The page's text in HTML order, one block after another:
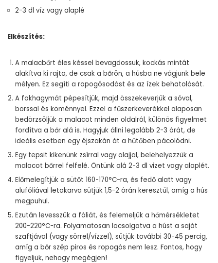
2-3 dl víz vagy alaplé
Elkészítés:
A malacbőrt éles késsel bevagdossuk, kockás mintát
alakítva ki rajta, de csak a bőrön, a húsba ne vágjunk bele
mélyen. Ez segíti a ropogósodást és az ízek behatolását.
A fokhagymát pépesítjük, majd összekeverjük a sóval,
borssal és köménnyel. Ezzel a fűszerkeverékkel alaposan
bedörzsöljük a malacot minden oldalról, különös figyelmet
fordítva a bőr alá is. Hagyjuk állni legalább 2-3 órát, de
ideális esetben egy éjszakán át a hűtőben pácolódni.
Egy tepsit kikenünk zsírral vagy olajjal, belehelyezzük a
malacot bőrrel felfelé. Öntünk alá 2-3 dl vizet vagy alaplét.
Előmelegítjük a sütőt 160-170°C-ra, és fedő alatt vagy
alufóliával letakarva sütjük 1,5-2 órán keresztül, amíg a hús
megpuhul.
Ezután levesszük a fóliát, és felemeljük a hőmérsékletet
200-220°C-ra. Folyamatosan locsolgatva a húst a saját
szaftjával (vagy sörrel/vízzel), sütjük további 30-45 percig,
amíg a bőr szép piros és ropogós nem lesz. Fontos, hogy
figyeljük, nehogy megégjen!